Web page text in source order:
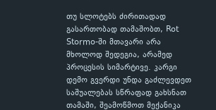
თუ სლოტებს ძირითადად
გასართობად თამაშობთ, Rot
Stormo-ში მთავარი არა
მხოლოდ შედეგია, არამედ
პროცესის სიმარტივე. კარგი
დემო გვერდი უნდა გაძლევდეთ
საშუალებას სწრაფად გახსნათ
თამაში, შეამოწმოთ მექანიკა